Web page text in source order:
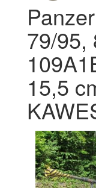
79/95,
15,5